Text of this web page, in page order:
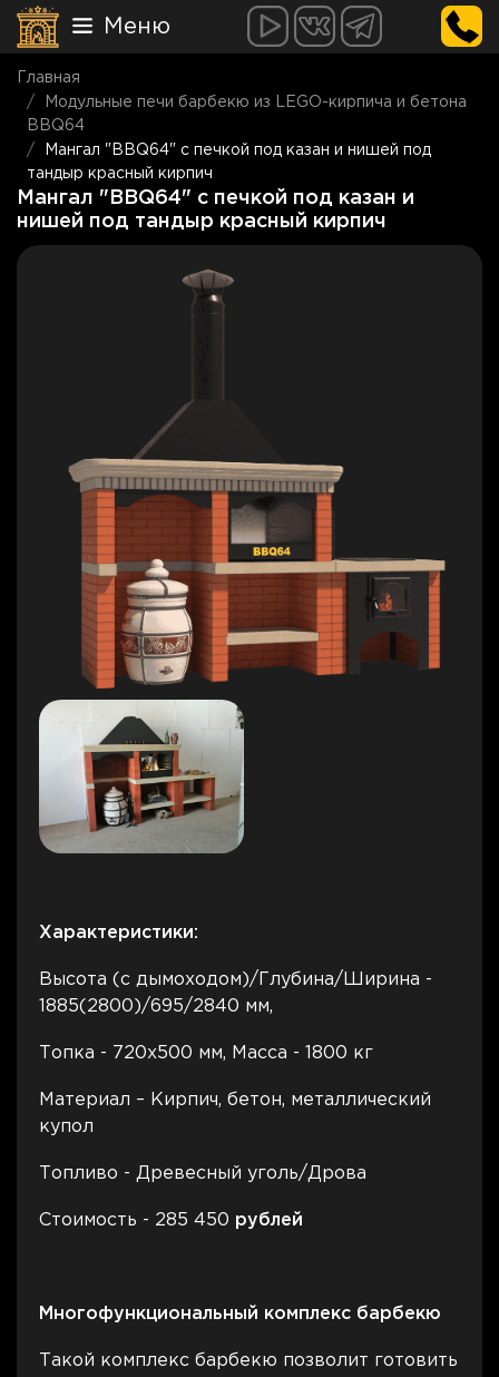
Меню
Главная
Модульные печи барбекю из LEGO-кирпича и бетона
BBQ64
Мангал "BBQ64" с печкой под казан и нишей под
тандыр красный кирпич
Мангал "BBQ64" с печкой под казан и
нишей под тандыр красный кирпич
Характеристики:
Высота (с дымоходом)/Глубина/Ширина -
1885(2800)/695/2840 мм,
Топка - 720х500 мм, Масса - 1800 кг
Материал – Кирпич, бетон, металлический
купол
Топливо - Древесный уголь/Дрова
Стоимость - 285 450 рублей
Многофункциональный комплекс барбекю
Такой комплекс барбекю позволит готовить